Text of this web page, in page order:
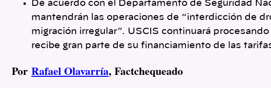
De acuerdo con el Departamento de Seguridad
mantendrán las operaciones de “interdicción de
migración irregular”. USCIS continuará
recibe gran parte de su financiamiento de las
Por Rafael Olavarría, Factchequeado